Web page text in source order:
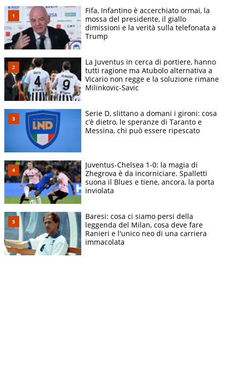
Fifa, Infantino è accerchiato ormai, la
mossa del presidente, il giallo
dimissioni e la verità sulla telefonata a
Trump
La Juventus in cerca di portiere, hanno
tutti ragione ma Atubolo alternativa a
Vicario non regge e la soluzione rimane
Milinkovic-Savic
Serie D, slittano a domani i gironi: cosa
c’è dietro, le speranze di Taranto e
Messina, chi può essere ripescato
Juventus-Chelsea 1-0: la magia di
Zhegrova è da incorniciare. Spalletti
suona il Blues e tiene, ancora, la porta
inviolata
Baresi: cosa ci siamo persi della
leggenda del Milan, cosa deve fare
Ranieri e l'unico neo di una carriera
immacolata